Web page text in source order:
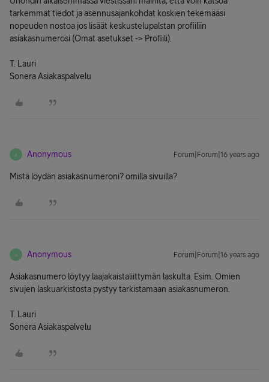
tarkemmat tiedot ja asennusajankohdat koskien tekemääsi
nopeuden nostoa jos lisäät keskustelupalstan profiiliin
asiakasnumerosi (Omat asetukset -> Profiili).
T. Lauri
Sonera Asiakaspalvelu
A Anonymous Forum|Forum|16 years ago
Mistä löydän asiakasnumeroni? omilla sivuilla?
A Anonymous Forum|Forum|16 years ago
Asiakasnumero löytyy laajakaistaliittymän laskulta. Esim. Omien
sivujen laskuarkistosta pystyy tarkistamaan asiakasnumeron.
T. Lauri
Sonera Asiakaspalvelu